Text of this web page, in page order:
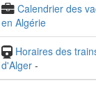
Calendrier des
en Algérie
Horaires des
d'Alger -